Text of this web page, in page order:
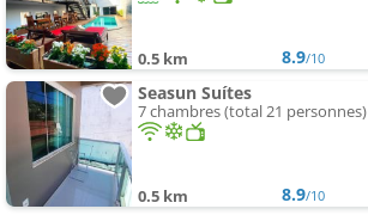
0.5 km 8.9/10
Seasun Suítes
7 chambres (total 21 personnes)
0.5 km 8.9/10